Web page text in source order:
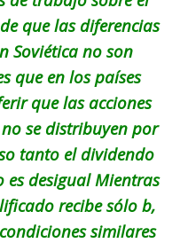
que las diferencias
Soviética no son
que en los países
que las acciones
se distribuyen por
tanto el dividendo
desigual Mientras
recibe sólo b,
similares